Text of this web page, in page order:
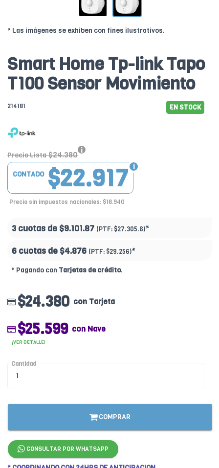
* Las imágenes se exhiben con fines ilustrativos.
Smart Home Tp-link Tapo
T100 Sensor Movimiento
214181 EN STOCK
Precio Lista $24.380
$22.917
CONTADO
Precio sin impuestos nacionales: $18.940
3 cuotas de $9.101.87 (PTF: $27.305.6)*
6 cuotas de $4.876 (PTF: $29.256)*
* Pagando con Tarjetas de crédito.
$24.380 con Tarjeta
$25.599 con Nave
¡VER DETALLE!
Cantidad
COMPRAR
CONSULTAR POR WHATSAPP